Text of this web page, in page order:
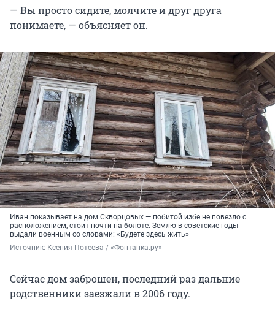
— Вы просто сидите, молчите и друг друга
понимаете, — объясняет он.
Иван показывает на дом Скворцовых — побитой избе не повезло с
расположением, стоит почти на болоте. Землю в советские годы
выдали военным со словами: «Будете здесь жить»
Источник: Ксения Потеева / «Фонтанка.ру»
Сейчас дом заброшен, последний раз дальние
родственники заезжали в 2006 году.